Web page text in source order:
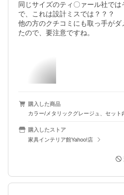
同じサイズのティ〇ァール社で
で、これは設計ミスでは？？？
他の方のクチコミにも取っ手がダ
たので、要注意ですね。
購入した商品
カラー/メタリックグレージュ、セット
購入したストア
家具インテリア館Yahoo!店